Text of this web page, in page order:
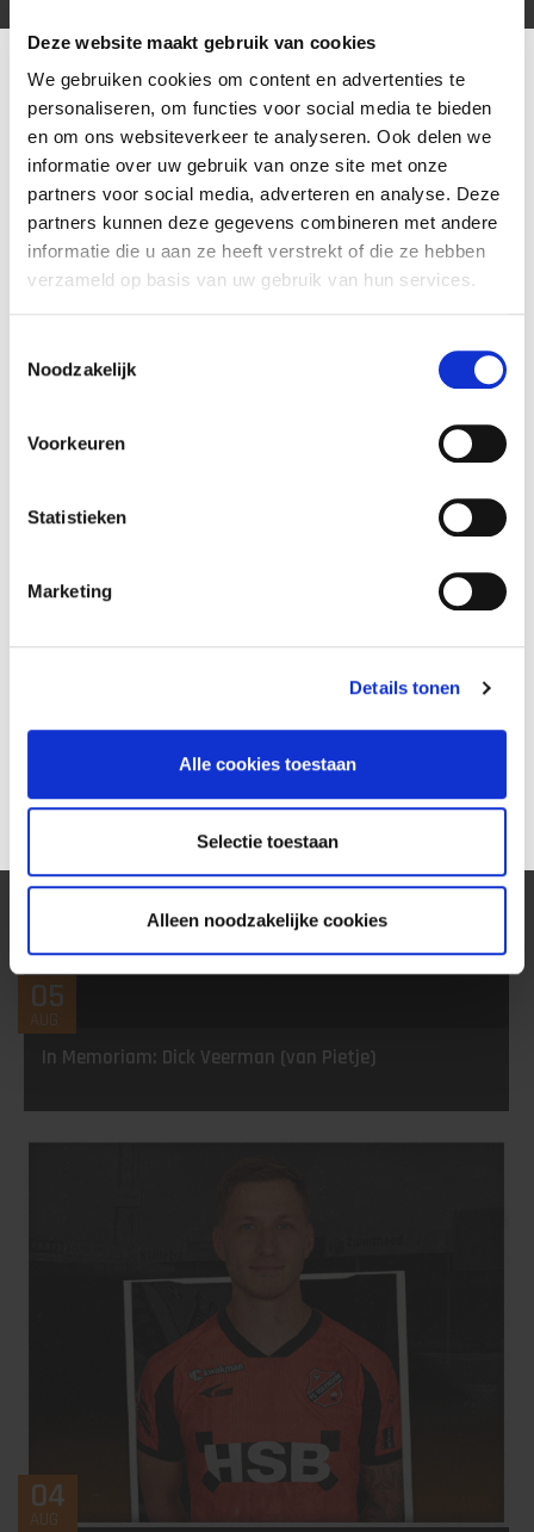
Deze website maakt gebruik van cookies
We gebruiken cookies om content en advertenties te
personaliseren, om functies voor social media te bieden
en om ons websiteverkeer te analyseren. Ook delen we
informatie over uw gebruik van onze site met onze
partners voor social media, adverteren en analyse. Deze
partners kunnen deze gegevens combineren met andere
informatie die u aan ze heeft verstrekt of die ze hebben
verzameld op basis van uw gebruik van hun services.
Noodzakelijk
Voorkeuren
Statistieken
Marketing
Details tonen
Alle cookies toestaan
Selectie toestaan
Alleen noodzakelijke cookies
Vijf vragen aan Patrick Busby: hoe staat FC
Volendam ervoor richting start seizoen
AUG
05
AUG
In Memoriam: Dick Veerman (van Pietje)
04
AUG